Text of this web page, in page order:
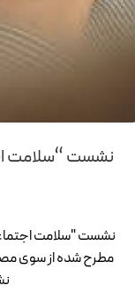
نشست “سلامت
نشست "سلامت
مطرح شده از سوی